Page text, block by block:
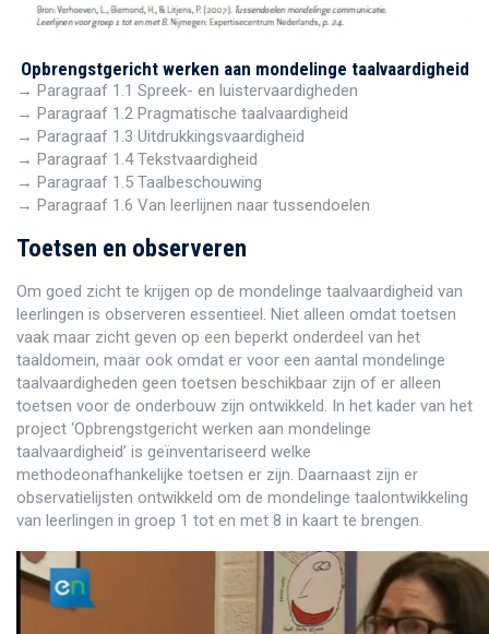
Opbrengstgericht werken aan mondelinge taalvaardigheid
→ Paragraaf 1.1 Spreek- en luistervaardigheden
→ Paragraaf 1.2 Pragmatische taalvaardigheid
→ Paragraaf 1.3 Uitdrukkingsvaardigheid
→ Paragraaf 1.4 Tekstvaardigheid
→ Paragraaf 1.5 Taalbeschouwing
→ Paragraaf 1.6 Van leerlijnen naar tussendoelen
Toetsen en observeren
Om goed zicht te krijgen op de mondelinge taalvaardigheid van
leerlingen is observeren essentieel. Niet alleen omdat toetsen
vaak maar zicht geven op een beperkt onderdeel van het
taaldomein, maar ook omdat er voor een aantal mondelinge
taalvaardigheden geen toetsen beschikbaar zijn of er alleen
toetsen voor de onderbouw zijn ontwikkeld. In het kader van het
project ‘Opbrengstgericht werken aan mondelinge
taalvaardigheid’ is geïnventariseerd welke
methodeonafhankelijke toetsen er zijn. Daarnaast zijn er
observatielijsten ontwikkeld om de mondelinge taalontwikkeling
van leerlingen in groep 1 tot en met 8 in kaart te brengen.